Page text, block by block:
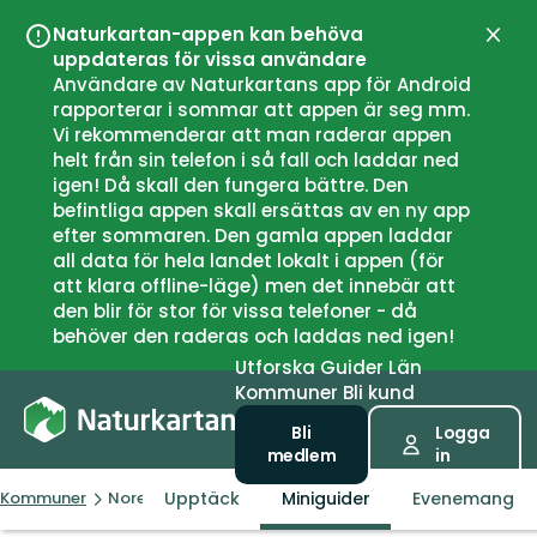
Naturkartan-appen kan behöva
uppdateras för vissa användare
Användare av Naturkartans app för Android
rapporterar i sommar att appen är seg mm.
Vi rekommenderar att man raderar appen
helt från sin telefon i så fall och laddar ned
igen! Då skall den fungera bättre. Den
befintliga appen skall ersättas av en ny app
efter sommaren. Den gamla appen laddar
all data för hela landet lokalt i appen (för
att klara offline-läge) men det innebär att
den blir för stor för vissa telefoner - då
behöver den raderas och laddas ned igen!
UtforskaGuiderLän
Kommuner Bli kund
Bli
medlem
Logga
in
Kommuner Nore og Uvdal
Upptäck Miniguider Evenemang